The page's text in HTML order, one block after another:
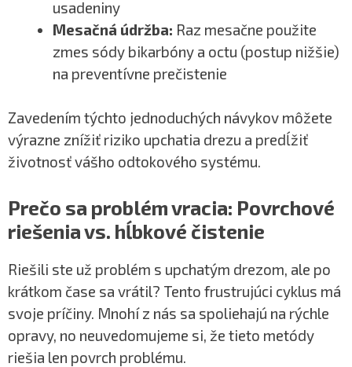
usadeniny
Mesačná údržba: Raz mesačne použite
zmes sódy bikarbóny a octu (postup nižšie)
na preventívne prečistenie
Zavedením týchto jednoduchých návykov môžete
výrazne znížiť riziko upchatia drezu a predĺžiť
životnosť vášho odtokového systému.
Prečo sa problém vracia: Povrchové
riešenia vs. hĺbkové čistenie
Riešili ste už problém s upchatým drezom, ale po
krátkom čase sa vrátil? Tento frustrujúci cyklus má
svoje príčiny. Mnohí z nás sa spoliehajú na rýchle
opravy, no neuvedomujeme si, že tieto metódy
riešia len povrch problému.